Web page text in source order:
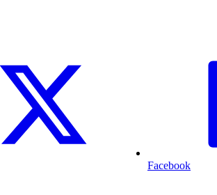
Facebook